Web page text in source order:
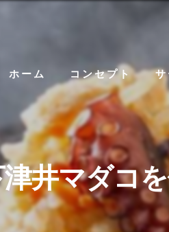
ホーム コンセプト
井マダコ